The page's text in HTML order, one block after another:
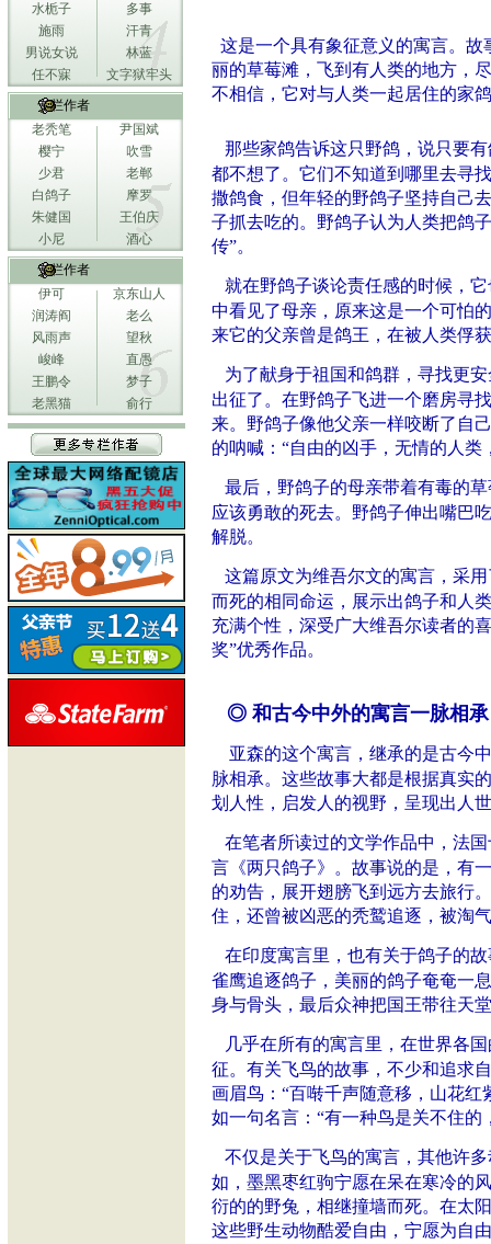
水栀子
多事
施雨
汗青
男说女说
林蓝
任不寐
文字狱牢头
专栏作者
老秃笔
尹国斌
樱宁
吹雪
少君
老郸
白鸽子
摩罗
朱健国
王伯庆
小尼
酒心
专栏作者
伊可
京东山人
润涛阎
老么
风雨声
望秋
峻峰
直愚
王鹏令
梦子
老黑猫
俞行
这是一个具有象征意义的寓言。
丽的草莓滩，飞到有人类的地方，
不相信，它对与人类一起居住的家
那些家鸽告诉这只野鸽，说只要
都不想了。它们不知道到哪里去寻
撒鸽食，但年轻的野鸽子坚持自己
子抓去吃的。野鸽子认为人类把鸽
传”。
就在野鸽子谈论责任感的时候，
中看见了母亲，原来这是一个可怕
来它的父亲曾是鸽王，在被人类俘
为了献身于祖国和鸽群，寻找更
出征了。在野鸽子飞进一个磨房寻
来。野鸽子像他父亲一样咬断了自
的呐喊：“自由的凶手，无情的人
最后，野鸽子的母亲带着有毒的
应该勇敢的死去。野鸽子伸出嘴巴
解脱。
这篇原文为维吾尔文的寓言，采
而死的相同命运，展示出鸽子和人
充满个性，深受广大维吾尔读者的
奖”优秀作品。
◎ 和古今中外的寓言一脉相承
亚森的这个寓言，继承的是古今
脉相承。这些故事大都是根据真实
划人性，启发人的视野，呈现出人
在笔者所读过的文学作品中，法
言《两只鸽子》。故事说的是，有
的劝告，展开翅膀飞到远方去旅行
住，还曾被凶恶的秃鹫追逐，被淘
在印度寓言里，也有关于鸽子的
雀鹰追逐鸽子，美丽的鸽子奄奄一
身与骨头，最后众神把国王带往天
几乎在所有的寓言里，在世界各
征。有关飞鸟的故事，不少和追求
画眉鸟：“百啭千声随意移，山花
如一句名言：“有一种鸟是关不住
不仅是关于飞鸟的寓言，其他许
如，墨黑枣红驹宁愿在呆在寒冷的
衍的的野兔，相继撞墙而死。在太
这些野生动物酷爱自由，宁愿为自